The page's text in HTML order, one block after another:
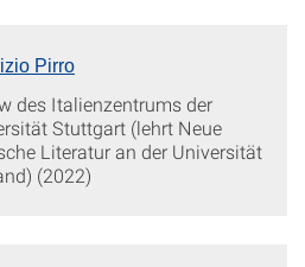
Pirro
des Italienzentrums der
Stuttgart (lehrt Neue
Literatur an der Universität
(2022)